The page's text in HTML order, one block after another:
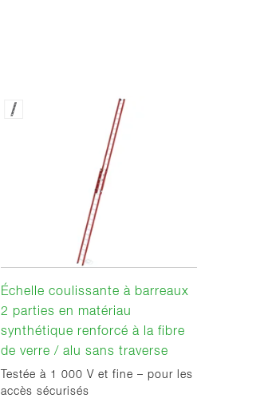
Échelle coulissante à barreaux
2 parties en matériau
synthétique renforcé à la fibre
de verre / alu sans traverse
Testée à 1 000 V et fine – pour les
accès sécurisés